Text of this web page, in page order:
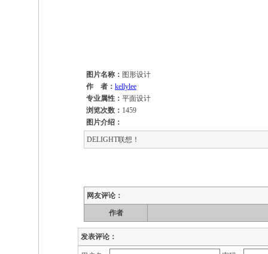
图片名称： 图形设计
作 者： kellylee
专业属性： 平面设计
浏览次数： 1459
图片介绍：
DELIGHT联想！
网友评论：
作者
发表评论：